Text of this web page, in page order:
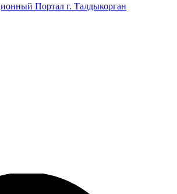
Портал г. Талдыкорган